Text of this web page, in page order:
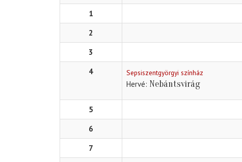
1
2
3
4
Sepsiszentgyörgyi színház
Hervé Nebántsvirág
5
6
7